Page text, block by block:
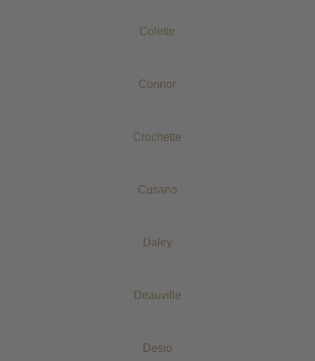
Colette
Connor
Crochette
Cusano
Daley
Deauville
Desio